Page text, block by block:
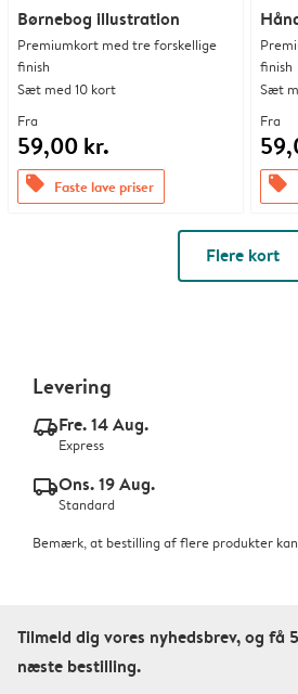
Børnebog illustration
Premiumkort med tre forskellige
finish
Sæt med 10 kort
Fra
59,00 kr.
offers Faste lave priser
finish
Sæt
Fra
offers
Flere kort
Levering
delivery_express_v2Fre. 14 Aug.
Express
delivery_standard_v2Ons. 19 Aug.
Standard
Bemærk, at bestilling af flere produkter
Tilmeld dig vores nyhedsbrev, og få
næste bestilling.